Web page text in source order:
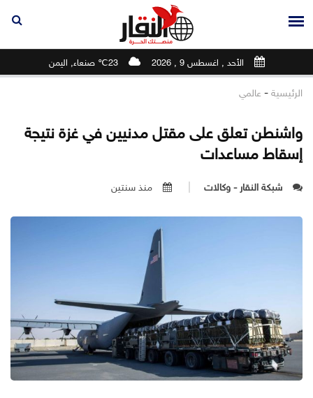
الأحد , اغسطس 9 , 2026 23℃ صنعاء, اليمن
الرئيسية - عالمي
واشنطن تعلق على مقتل مدنيين في غزة نتيجة
إسقاط مساعدات
شبكة النقار - وكالات منذ سنتين